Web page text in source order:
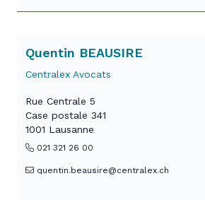
Quentin BEAUSIRE
Centralex Avocats
Rue Centrale 5
Case postale 341
1001 Lausanne
021 321 26 00
quentin.beausire@centralex.ch